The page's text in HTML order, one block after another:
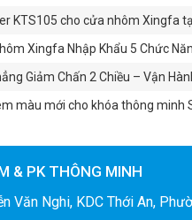
KTS105 cho cửa nhôm Xingfa
Xingfa Nhập Khẩu 5 Chức
Giảm Chấn 2 Chiều – Vận
màu mới cho khóa thông minh
& PK THÔNG MINH
Văn Nghi, KDC Thới An,